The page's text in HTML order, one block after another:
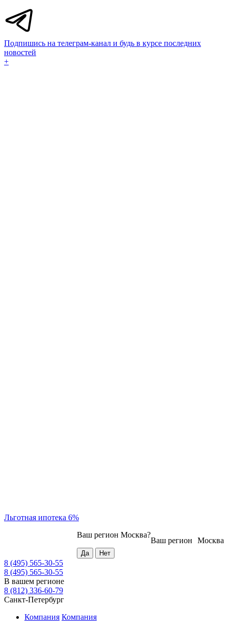
Подпишись на телеграм-канал и будь в курсе последних
новостей
+
Льготная ипотека 6%
Москва
Ваш регион
Ваш регион Москва?
8 (495) 565-30-55
8 (495) 565-30-55
В вашем регионе
8 (812) 336-60-79
Санкт-Петербург
Компания Компания